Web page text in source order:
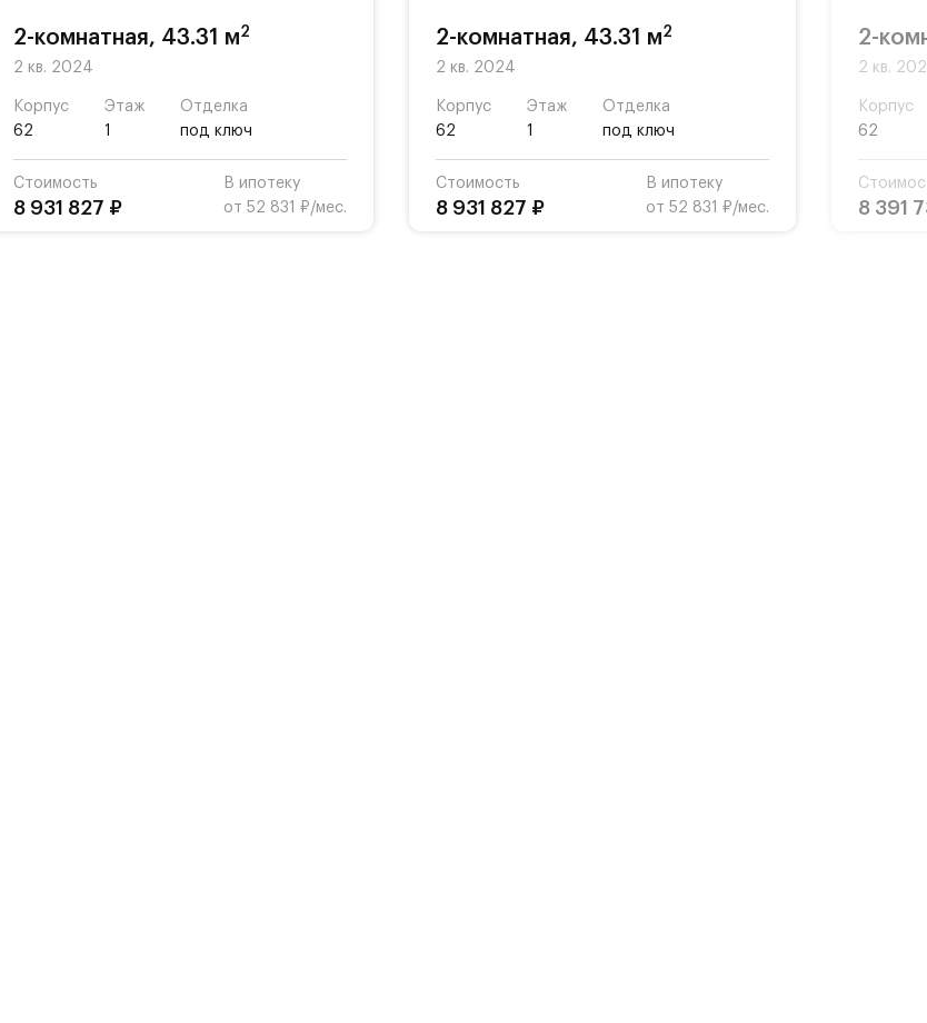
2-комнатная, 43.31 м2
2 кв. 2024
Корпус
62
Этаж
1
Отделка
под ключ
Стоимость
8 931 827 ₽
В ипотеку
от 52 831 ₽/мес.
2-комнатная, 43.31 м2
2 кв. 2024
Корпус
62
Этаж
1
Отделка
под ключ
Стоимость
8 931 827 ₽
В ипотеку
от 52 831 ₽/мес.
2-
2 кв.
Корпус
62
8 391